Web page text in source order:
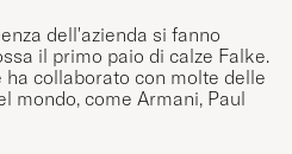
Kaikki niin kuin
dell'azienda si fanno
il primo paio di calze Falke.
ha collaborato con molte delle
mondo, come Armani, Paul